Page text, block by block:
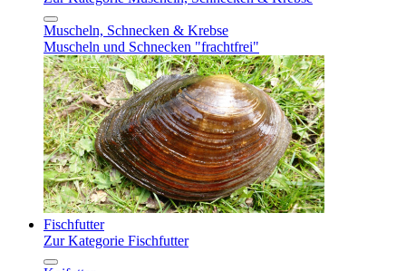
Muscheln, Schnecken & Krebse
Muscheln und Schnecken "frachtfrei"
Fischfutter
Zur Kategorie Fischfutter